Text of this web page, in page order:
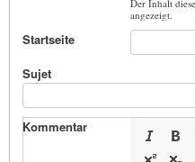
Der Inhalt
angezeigt.
Startseite
Sujet
Kommentar